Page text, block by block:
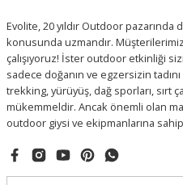
Evolite, 20 yıldır Outdoor pazarında
konusunda uzmandır.
çalışıyoruz! İster outdoor etkinliği
sadece doğanın ve egzersizin
trekking, yürüyüş, dağ sporları, sırt
mükemmeldir. Ancak önemli olan
outdoor giysi ve ekipmanlarına sahip